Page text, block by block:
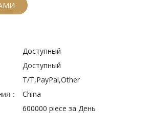
Доступный
Доступный
T/T,PayPal,Other
：
China
600000 piece за День